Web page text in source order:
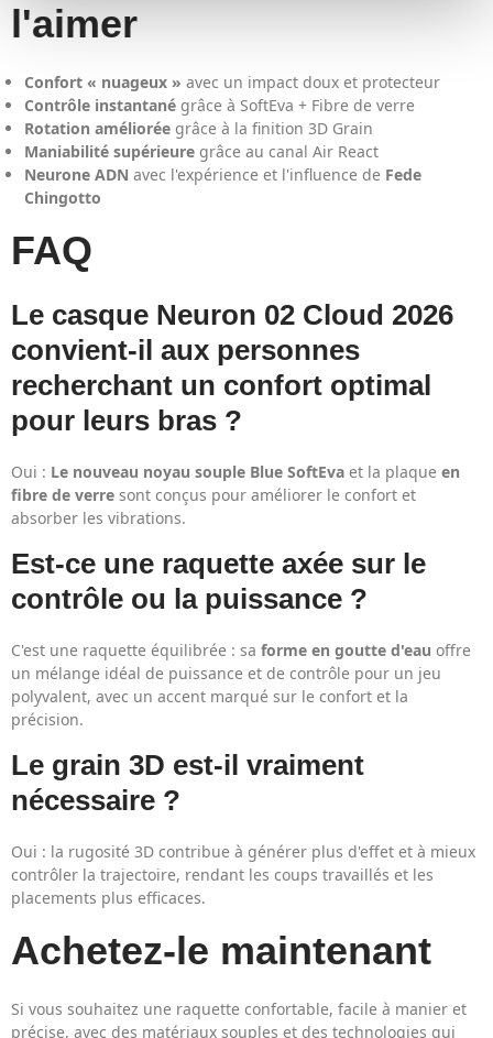
l'aimer
Confort « nuageux » avec un impact doux et protecteur
Contrôle instantané grâce à SoftEva + Fibre de verre
Rotation améliorée grâce à la finition 3D Grain
Maniabilité supérieure grâce au canal Air React
Neurone ADN avec l'expérience et l'influence de Fede
Chingotto
FAQ
Le casque Neuron 02 Cloud 2026
convient-il aux personnes
recherchant un confort optimal
pour leurs bras ?
Oui : Le nouveau noyau souple Blue SoftEva et la plaque en
fibre de verre sont conçus pour améliorer le confort et
absorber les vibrations.
Est-ce une raquette axée sur le
contrôle ou la puissance ?
C'est une raquette équilibrée : sa forme en goutte d'eau offre
un mélange idéal de puissance et de contrôle pour un jeu
polyvalent, avec un accent marqué sur le confort et la
précision.
Le grain 3D est-il vraiment
nécessaire ?
Oui : la rugosité 3D contribue à générer plus d'effet et à mieux
contrôler la trajectoire, rendant les coups travaillés et les
placements plus efficaces.
Achetez-le maintenant
Si vous souhaitez une raquette confortable, facile à manier et
précise, avec des matériaux souples et des technologies qui